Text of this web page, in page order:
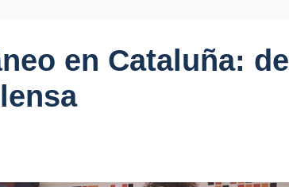
en Cataluña: de